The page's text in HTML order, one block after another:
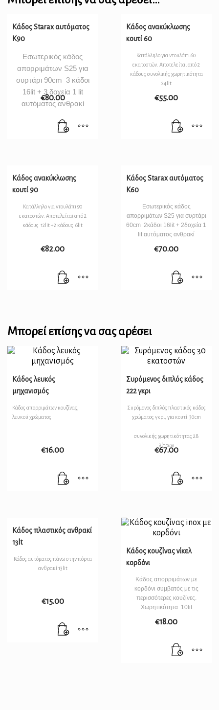
Κάδος Starax αυτόματος
Κ90
Εσωτερικός κάδος
απορριμάτων S25 για
συρτάρι 90cm 3 κάδοι
16lit + 3 δοχεία 1 lit
αυτόματος ανθρακί
€80.00
Κάδος ανακύκλωσης
κουτί 60
Κατάλληλο για ντουλάπι 60
εκατοστών. Αποτελείται από 2
κάδους συνολικής χωρητικότητα
24lit
€55.00
Κάδος ανακύκλωσης
κουτί 90
Κατάλληλο για ντουλάπι 90
εκατοστών. Αποτελείται από 2
κάδους 12lit +2 κάδους 6lit
€82.00
Κάδος Starax αυτόματος
Κ60
Εσωτερικός κάδος
απορριμάτων S25 για συρτάρι
60cm 2κάδοι 16lit + 2δοχεία 1
lit αυτόματος ανθρακί
€70.00
Μπορεί επίσης να σας αρέσει
Κάδος λευκός
μηχανισμός
Κάδος απορριμάτων κουζίνας,
λευκού χρώματος
€16.00
Συρόμενος διπλός κάδος
222 γκρι
Συρόμενος διπλός πλαστικός κάδος
χρώματος γκρι, για κουτί 30cm
συνολικής χωρητικότητας 28
λίτρων
€67.00
Κάδος πλαστικός ανθρακί
13lt
Κάδος αυτόματος πάνω στην πόρτα
ανθρακί 13lit
€15.00
Κάδος κουζίνας νίκελ
κορδόνι
Κάδος απορριμάτων με
κορδόνι συμβατός με τις
περισσότερες κουζίνες.
Χωρητικότητα 10lit
€18.00